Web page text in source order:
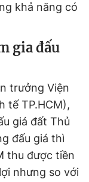
khả năng có
gia đấu
trưởng Viện
tế TP.HCM),
giá đất Thủ
đấu giá thì
thu được tiền
nhưng so với